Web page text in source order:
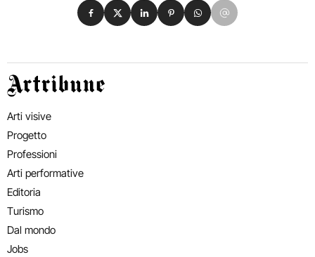
Condividi su Facebook
Condividi su X
Condividi su LinkedIn
Condividi su Pinterest
Condividi su WhatsApp
Condividi su Email
Artribune
Arti visive
Progetto
Professioni
Arti performative
Editoria
Turismo
Dal mondo
Jobs